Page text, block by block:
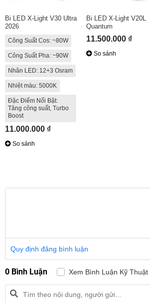
Bi LED X-Light V30 Ultra
2026
Công Suất Cos: ~80W
Công Suất Pha: ~90W
Nhân LED: 12+3 Osram
Nhiệt màu: 5000K
Đặc Điểm Nổi Bật:
Tăng công suất, Turbo
Boost
11.000.000 ₫
So sánh
Bi LED X-Light V20L
Quantum
11.500.000 ₫
So sánh
Quy định đăng bình luận
0 Bình Luận Xem Bình Luận Kỹ Thuật